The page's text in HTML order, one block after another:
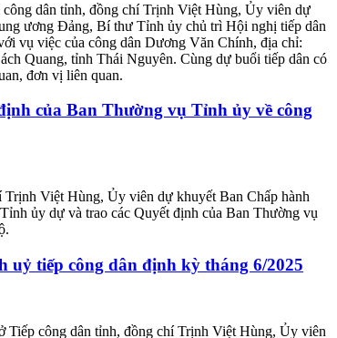
dân tỉnh, đồng chí Trịnh Việt Hùng, Ủy viên dự
ương Đảng, Bí thư Tỉnh ủy chủ trì Hội nghị tiếp dân
vụ việc của công dân Dương Văn Chính, địa chỉ:
Quang, tỉnh Thái Nguyên. Cùng dự buổi tiếp dân có
đơn vị liên quan.
của Ban Thường vụ Tỉnh ủy về công
Trịnh Việt Hùng, Ủy viên dự khuyết Ban Chấp hành
ủy dự và trao các Quyết định của Ban Thường vụ
uỷ tiếp công dân định kỳ tháng 6/2025
Tiếp công dân tỉnh, đồng chí Trịnh Việt Hùng, Ủy viên